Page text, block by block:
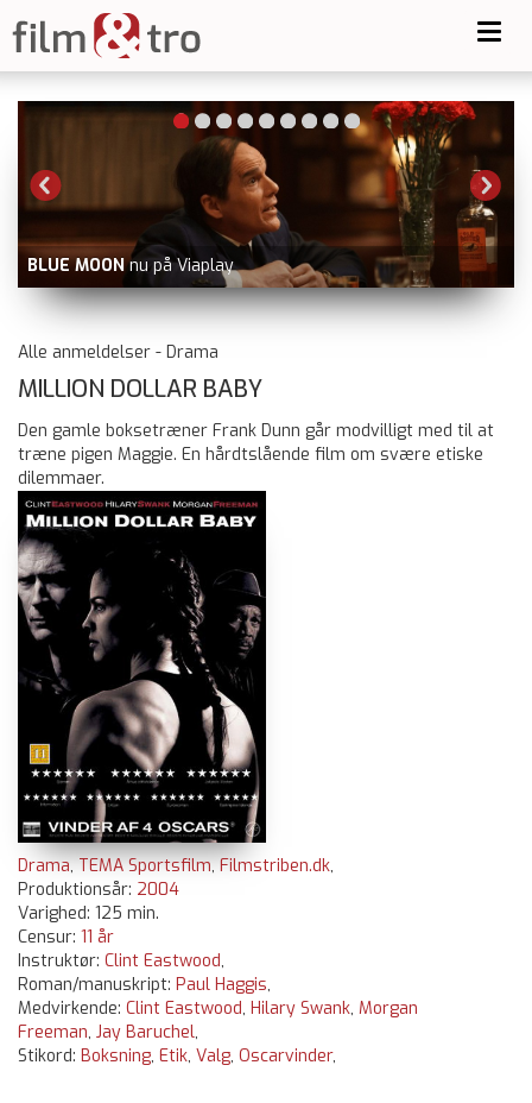
BATTLE OF OSLO
nu på Prime Video udover
og dvd
Alle anmeldelser - Drama
MILLION DOLLAR BABY
Den gamle boksetræner Frank Dunn går modvilligt med til at
træne pigen Maggie. En hårdtslående film om svære etiske
dilemmaer.
Drama,TEMA Sportsfilm,Filmstriben.dk,
Produktionsår: 2004
Varighed: 125 min.
Censur: 11 år
Instruktør: Clint Eastwood,
Roman/manuskript: Paul Haggis,
Medvirkende: Clint Eastwood, Hilary Swank, Morgan
Freeman, Jay Baruchel,
Stikord: Boksning, Etik, Valg, Oscarvinder,